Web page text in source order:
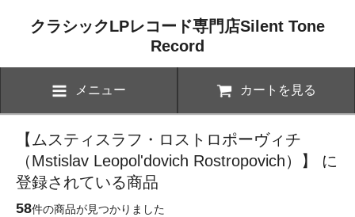
クラシックLPレコード専門店Silent Tone
Record
メニュー カートを見る
【ムスティスラフ・ロストロポーヴィチ
（Mstislav Leopol'dovich Rostropovich）】 に
登録されている商品
58件の商品が見つかりました